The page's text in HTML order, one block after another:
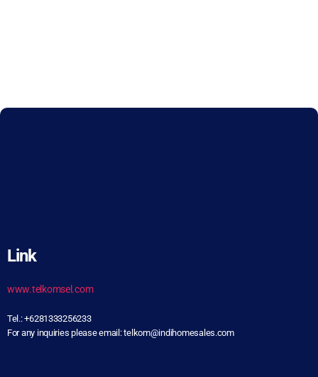
Link
www.telkomsel.com
Tel.: +6281333256233
For any inquiries please email: telkom@indihomesales.com